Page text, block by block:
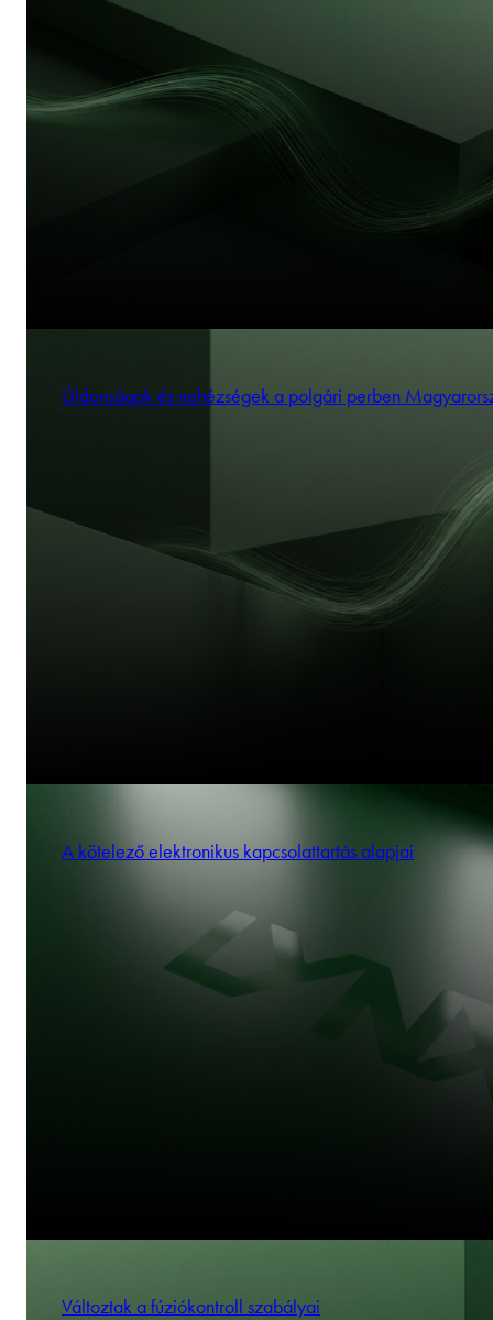
Újdonságok és nehézségek a polgári perben
A kötelező elektronikus kapcsolattartás alapjai
Változtak a fúziókontroll szabályai